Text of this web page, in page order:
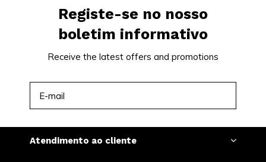
Registe-se no nosso
boletim informativo
Receive the latest offers and promotions
Atendimento ao cliente